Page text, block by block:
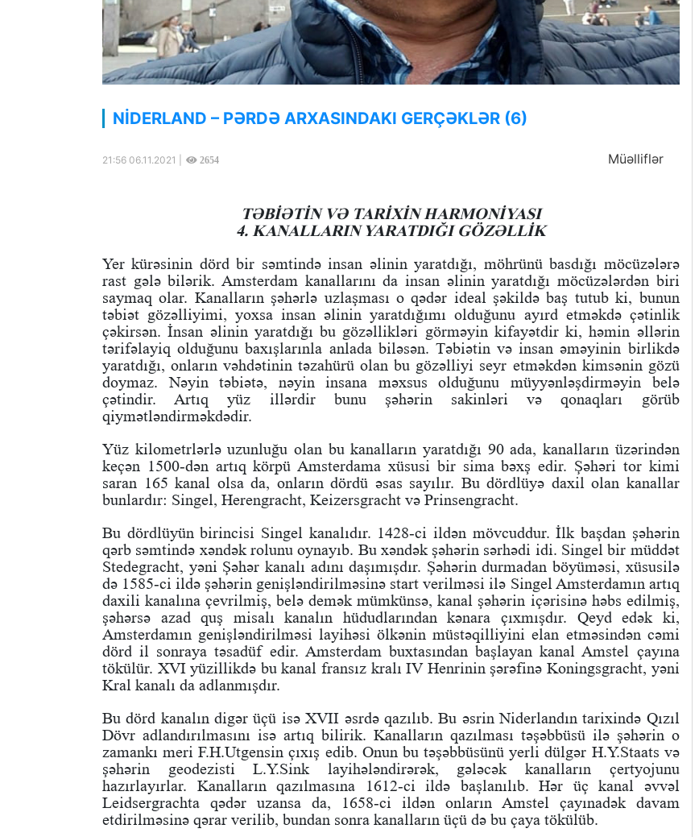
NİDERLAND – PƏRDƏ ARXASINDAKI GERÇƏKLƏR (6)
21:56 06.11.2021 | 2654 Müəlliflər
TƏBİƏTİN VƏ TARİXİN HARMONİYASI
4. KANALLARIN YARATDIĞI GÖZƏLLİK
Yer kürəsinin dörd bir səmtində insan əlinin yaratdığı, möhrünü basdığı möcüzələrə
rast gələ bilərik. Amsterdam kanallarını da insan əlinin yaratdığı möcüzələrdən biri
saymaq olar. Kanalların şəhərlə uzlaşması o qədər ideal şəkildə baş tutub ki, bunun
təbiət gözəlliyimi, yoxsa insan əlinin yaratdığımı olduğunu ayırd etməkdə çətinlik
çəkirsən. İnsan əlinin yaratdığı bu gözəllikləri görməyin kifayətdir ki, həmin əllərin
tərifəlayiq olduğunu baxışlarınla anlada biləsən. Təbiətin və insan əməyinin birlikdə
yaratdığı, onların vəhdətinin təzahürü olan bu gözəlliyi seyr etməkdən kimsənin gözü
doymaz. Nəyin təbiətə, nəyin insana məxsus olduğunu müyyənləşdirməyin belə
çətindir. Artıq yüz illərdir bunu şəhərin sakinləri və qonaqları görüb
qiymətləndirməkdədir.
Yüz kilometrlərlə uzunluğu olan bu kanalların yaratdığı 90 ada, kanalların üzərindən
keçən 1500-dən artıq körpü Amsterdama xüsusi bir sima bəxş edir. Şəhəri tor kimi
saran 165 kanal olsa da, onların dördü əsas sayılır. Bu dördlüyə daxil olan kanallar
bunlardır: Singel, Herengracht, Keizersgracht və Prinsengracht.
Bu dördlüyün birincisi Singel kanalıdır. 1428-ci ildən mövcuddur. İlk başdan şəhərin
qərb səmtində xəndək rolunu oynayıb. Bu xəndək şəhərin sərhədi idi. Singel bir müddət
Stedegracht, yəni Şəhər kanalı adını daşımışdır. Şəhərin durmadan böyüməsi, xüsusilə
də 1585-ci ildə şəhərin genişləndirilməsinə start verilməsi ilə Singel Amsterdamın artıq
daxili kanalına çevrilmiş, belə demək mümkünsə, kanal şəhərin içərisinə həbs edilmiş,
şəhərsə azad quş misalı kanalın hüdudlarından kənara çıxmışdır. Qeyd edək ki,
Amsterdamın genişləndirilməsi layihəsi ölkənin müstəqilliyini elan etməsindən cəmi
dörd il sonraya təsadüf edir. Amsterdam buxtasından başlayan kanal Amstel çayına
tökülür. XVI yüzillikdə bu kanal fransız kralı IV Henrinin şərəfinə Koningsgracht, yəni
Kral kanalı da adlanmışdır.
Bu dörd kanalın digər üçü isə XVII əsrdə qazılıb. Bu əsrin Niderlandın tarixində Qızıl
Dövr adlandırılmasını isə artıq bilirik. Kanalların qazılması təşəbbüsü ilə şəhərin o
zamankı meri F.H.Utgensin çıxış edib. Onun bu təşəbbüsünü yerli dülgər H.Y.Staats və
şəhərin geodezisti L.Y.Sink layihələndirərək, gələcək kanalların çertyojunu
hazırlayırlar. Kanalların qazılmasına 1612-ci ildə başlanılıb. Hər üç kanal əvvəl
Leidsergrachta qədər uzansa da, 1658-ci ildən onların Amstel çayınadək davam
etdirilməsinə qərar verilib, bundan sonra kanalların üçü də bu çaya tökülüb.